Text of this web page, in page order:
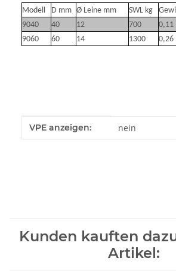
Modell D mm Ø Leine mm SWL kg
9040
40 12 700
0,11
9060
60 14 1300 0,26
Produkteigenschaft
Wert
VPE anzeigen: nein
Kunden kauften
Artikel: